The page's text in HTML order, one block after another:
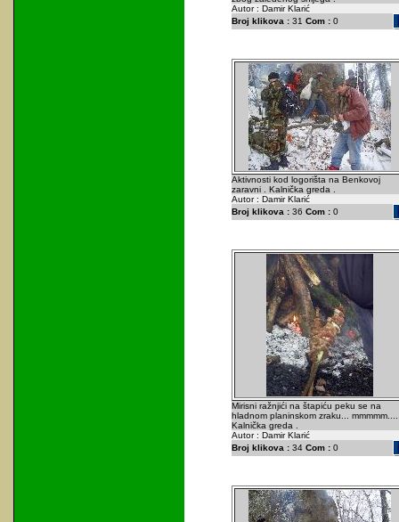
Autor : Damir Klarić
Broj klikova :31 Com :0
Aktivnosti kod logorišta na Benkovoj
zaravni . Kalnička greda .
Autor : Damir Klarić
Broj klikova :36 Com :0
Mirisni ražnjići na štapiću peku se na
hladnom planinskom zraku...
Kalnička greda .
Autor : Damir Klarić
Broj klikova :34 Com :0